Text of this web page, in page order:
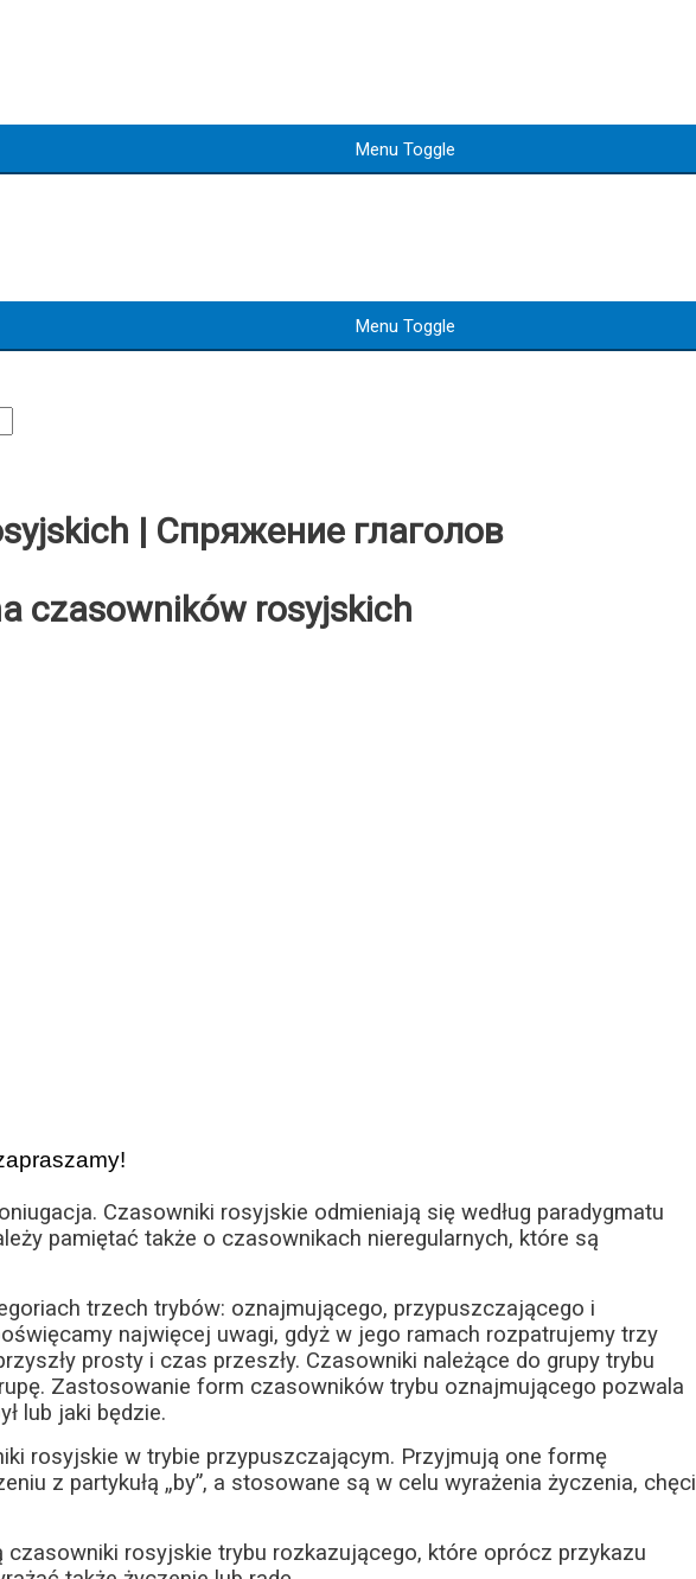
Menu Toggle
Menu Toggle
| Спряжение глаголов
czasowników rosyjskich
Czasowniki rosyjskie odmieniają się według paradygmatu
pamiętać także o czasownikach nieregularnych, które są
trzech trybów: oznajmującego, przypuszczającego i
najwięcej uwagi, gdyż w jego ramach rozpatrujemy trzy
prosty i czas przeszły. Czasowniki należące do grupy trybu
Zastosowanie form czasowników trybu oznajmującego pozwala
lub jaki będzie.
rosyjskie w trybie przypuszczającym. Przyjmują one formę
z partykułą „by”, a stosowane są w celu wyrażenia życzenia, chęci
rosyjskie trybu rozkazującego, które oprócz przykazu